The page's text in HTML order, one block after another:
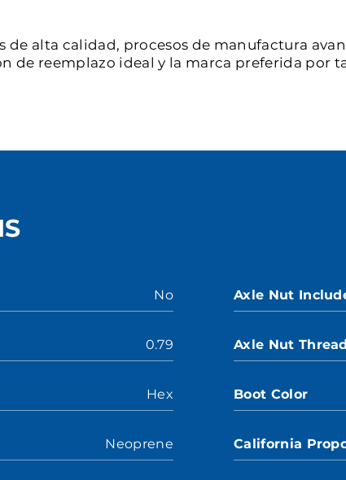
de alta calidad, procesos de manufactura
de reemplazo ideal y la marca preferida por
No
0.79
Hex
Neoprene
Axle Nut
Axle Nut
Boot Color
California